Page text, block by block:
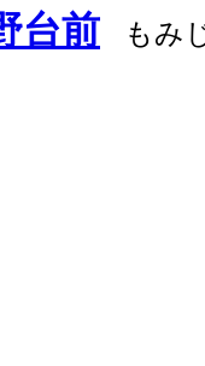
台前 もみ